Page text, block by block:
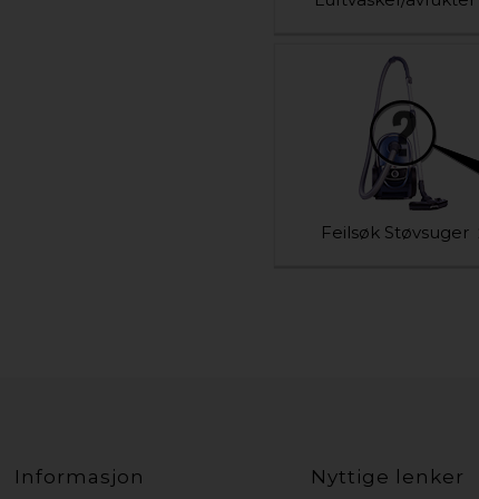
Feilsøk Støvsuger
Informasjon Nyttige lenker